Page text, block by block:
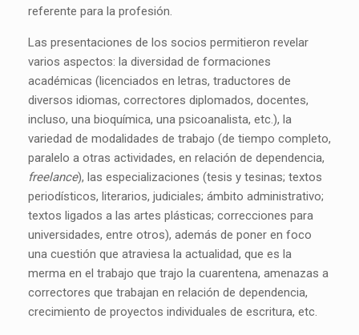
referente para la profesión.
Las presentaciones de los socios permitieron revelar
varios aspectos: la diversidad de formaciones
académicas (licenciados en letras, traductores de
diversos idiomas, correctores diplomados, docentes,
incluso, una bioquímica, una psicoanalista, etc.), la
variedad de modalidades de trabajo (de tiempo completo,
paralelo a otras actividades, en relación de dependencia,
freelance), las especializaciones (tesis y tesinas; textos
periodísticos, literarios, judiciales; ámbito administrativo;
textos ligados a las artes plásticas; correcciones para
universidades, entre otros), además de poner en foco
una cuestión que atraviesa la actualidad, que es la
merma en el trabajo que trajo la cuarentena, amenazas a
correctores que trabajan en relación de dependencia,
crecimiento de proyectos individuales de escritura, etc.